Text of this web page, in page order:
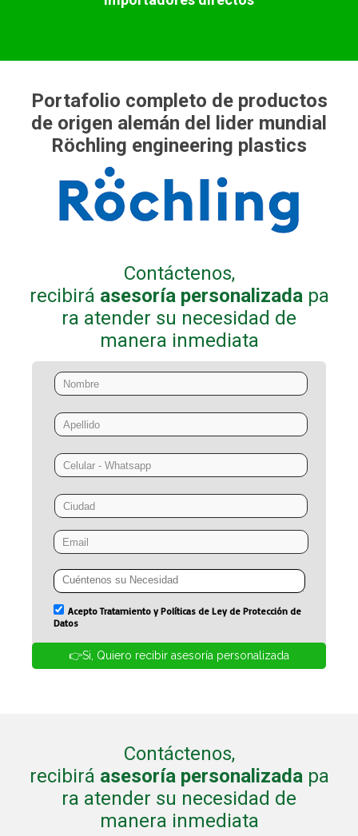
Portafolio completo de productos
de origen alemán del lider mundial
Röchling engineering plastics
Contáctenos,
recibirá asesoría personalizadapa
ra atender su necesidad de
manera inmediata
Contáctenos,
recibirá asesoría personalizadapa
ra atender su necesidad de
manera inmediata